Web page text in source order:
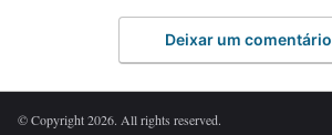
Deixar um comentário
© Copyright 2026. All rights reserved.